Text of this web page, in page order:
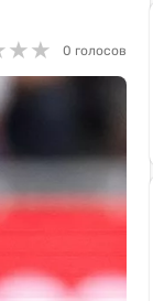
★★
★★ 0 голосов